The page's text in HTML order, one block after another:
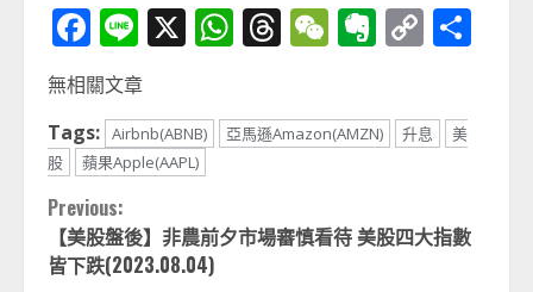
Facebook
Line
X WhatsApp
Threads
WeChat
Evernote
Copy
無相關文章
Tags: Airbnb(ABNB) 亞馬遜Amazon(AMZN) 升息
美
股
蘋果Apple(AAPL)
Continue
Reading
Previous:
【美股盤後】非農前夕市場審慎看待 美股四大指數
皆下跌(2023.08.04)